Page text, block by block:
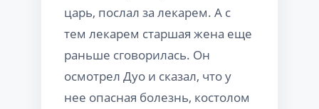
царь, послал за лекарем. А с
тем лекарем старшая жена еще
раньше сговорилась. Он
осмотрел Дуо и сказал, что у
нее опасная болезнь, костолом